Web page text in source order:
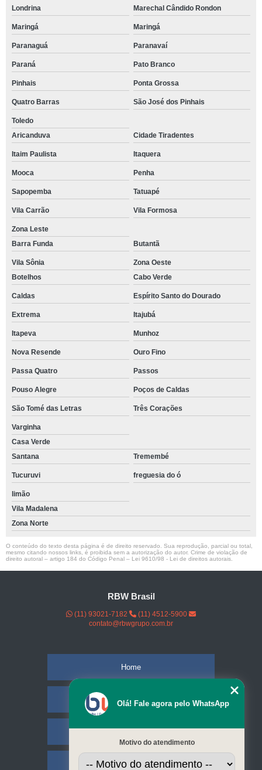
Londrina Marechal Cândido Rondon
Maringá Maringá
Paranaguá Paranavaí
Paraná Pato Branco
Pinhais Ponta Grossa
Quatro Barras São José dos Pinhais
Toledo
Aricanduva
Cidade Tiradentes
Itaim Paulista Itaquera
Mooca Penha
Sapopemba Tatuapé
Vila Carrão Vila Formosa
Zona Leste
Barra Funda
Butantã
Vila Sônia
Zona Oeste
Botelhos
Cabo Verde
Caldas Espírito Santo do Dourado
Extrema Itajubá
Itapeva Munhoz
Nova Resende Ouro Fino
Passa Quatro Passos
Pouso Alegre Poços de Caldas
São Tomé das Letras Três Corações
Varginha
Casa Verde
Santana
Tremembé
Tucuruvi freguesia do ó
limão
Vila Madalena
Zona Norte
O conteúdo do texto desta página é de direito reservado. Sua reprodução, parcial ou total,
mesmo citando nossos links, é proibida sem a autorização do autor. Crime de violação de
direito autoral – artigo 184 do Código Penal – Lei 9610/98 - Lei de direitos autorais
RBW Brasil
(11) 93021-7182
(11) 4512-5900
contato@rbwgrupo.com.br
Home
Empresa
Serviços
Olá! Fale agora pelo WhatsApp
Motivo do atendimento